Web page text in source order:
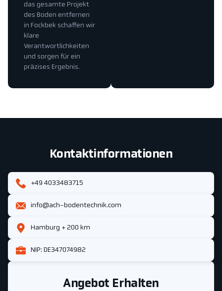
das gesamte Projekt
des Boden entfernen
in Fockbek schaffen wir
klare
Verantwortlichkeiten
und sorgen für ein
präzises Ergebnis.
Angebot Erhalten
Kontaktinformationen
+49 4033483715
info@ach-bodentechnik.com
Hamburg + 200 km
NIP: DE347074982